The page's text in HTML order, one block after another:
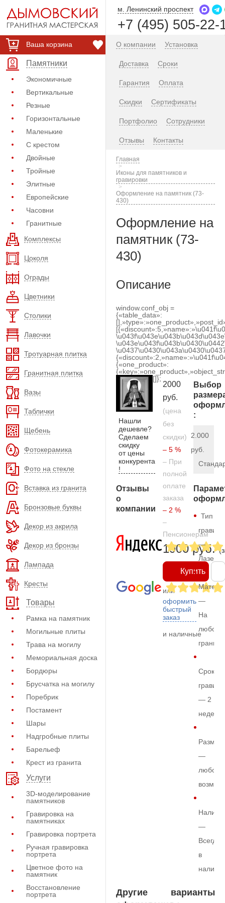
Ваша корзина
Памятники
Экономичные
Вертикальные
Резные
Горизонтальные
Маленькие
С крестом
Двойные
Тройные
Элитные
Европейские
Часовни
Гранитные
Комплексы
Цоколя
Ограды
Цветники
Столики
Лавочки
Тротуарная плитка
Гранитная плитка
Вазы
Таблички
Щебень
Фотокерамика
Фото на стекле
Вставка из гранита
Бронзовые буквы
Декор из акрила
Декор из бронзы
Лампада
Кресты
Товары
Рамка на памятник
Могильные плиты
Трава на могилу
Мемориальная доска
Бордюры
Брусчатка на могилу
Поребрик
Постамент
Шары
Надгробные плиты
Барельеф
Крест из гранита
Услуги
3D-моделирование
памятников
Гравировка на
памятниках
Гравировка портрета
Ручная гравировка
портрета
Цветное фото на
памятник
Восстановление
портрета
м. Ленинский проспект
+7 (495) 505-22-
О компании Установка
Доставка Сроки
Гарантия Оплата
Скидки Сертификаты
Портфолио Сотрудники
Отзывы Контакты
Главная
Иконы для памятников и
гравировки
Оформление на памятник (73-
430)
Оформление на
памятник (73-
430)
Описание
window.conf_obj =
{«table_data»:
{«one_product»:
[]};
Нашли
дешевле?
Сделаем
скидку
от цены
конкурента
!
Отзывы
о
компании
2000
руб.
(цена
без
скидки)
– 5 %
– При
полной
оплате
заказа
– 2 %
–
Пенсионерам
1900 руб.
Купить
или
оформить
быстрый
заказ
и наличные
Выбор
:
2.000
руб.
Тип
—
—
На
любом
граните
Срок
— 2
недели
Размер
—
любой
—
Всегда
в
Другие варианты